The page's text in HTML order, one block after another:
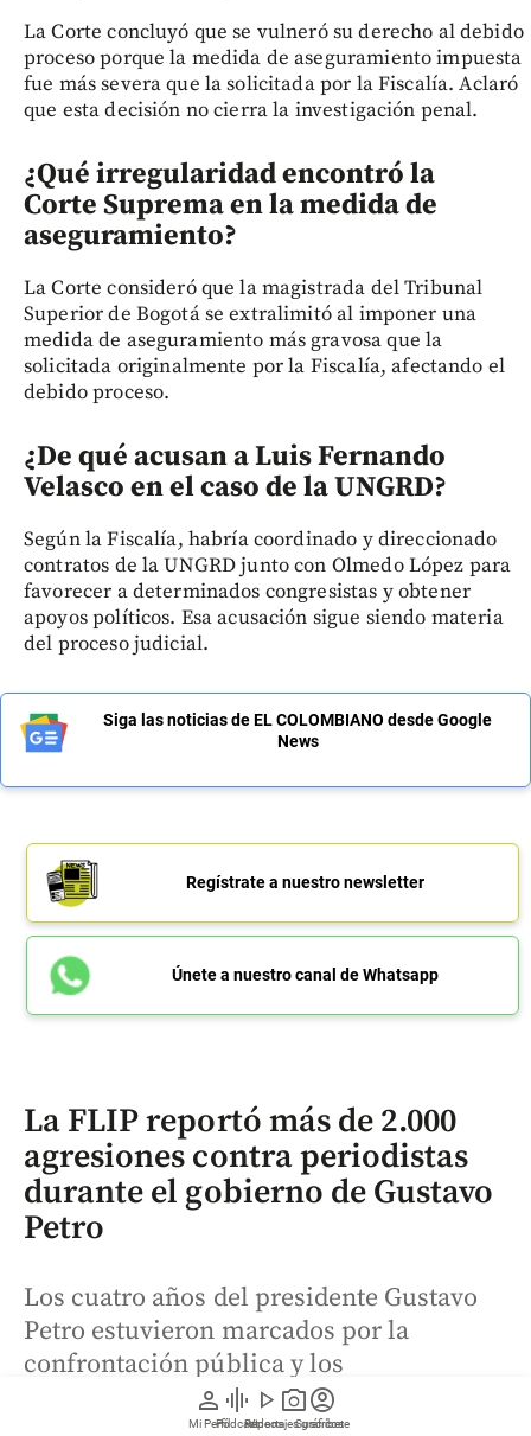
person
Mi Perfil
graphic_eq
Pódcast
play_arrow
Videos
photo_camera
Reportajes gráficos
account_circle
Suscríbete
La Corte concluyó que se vulneró su derecho al debido
proceso porque la medida de aseguramiento impuesta
fue más severa que la solicitada por la Fiscalía. Aclaró
que esta decisión no cierra la investigación penal.
¿Qué irregularidad encontró la
Corte Suprema en la medida de
aseguramiento?
La Corte consideró que la magistrada del Tribunal
Superior de Bogotá se extralimitó al imponer una
medida de aseguramiento más gravosa que la
solicitada originalmente por la Fiscalía, afectando el
debido proceso.
¿De qué acusan a Luis Fernando
Velasco en el caso de la UNGRD?
Según la Fiscalía, habría coordinado y direccionado
contratos de la UNGRD junto con Olmedo López para
favorecer a determinados congresistas y obtener
apoyos políticos. Esa acusación sigue siendo materia
del proceso judicial.
Siga las noticias de EL COLOMBIANO desde Google
News
Regístrate a nuestro newsletter
Únete a nuestro canal de Whatsapp
La FLIP reportó más de 2.000
agresiones contra periodistas
durante el gobierno de Gustavo
Petro
Los cuatro años del presidente Gustavo
Petro estuvieron marcados por la
confrontación pública y los
señalamientos en redes sociales hacia la